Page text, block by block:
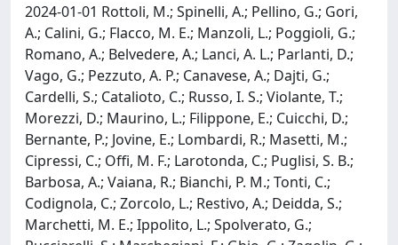
2024-01-01 Rottoli, M.; Spinelli, A.; Pellino, G.; Gori,
A.; Calini, G.; Flacco, M. E.; Manzoli, L.; Poggioli, G.;
Romano, A.; Belvedere, A.; Lanci, A. L.; Parlanti, D.;
Vago, G.; Pezzuto, A. P.; Canavese, A.; Dajti, G.;
Cardelli, S.; Catalioto, C.; Russo, I. S.; Violante, T.;
Morezzi, D.; Maurino, L.; Filippone, E.; Cuicchi, D.;
Bernante, P.; Jovine, E.; Lombardi, R.; Masetti, M.;
Cipressi, C.; Offi, M. F.; Larotonda, C.; Puglisi, S. B.;
Barbosa, A.; Vaiana, R.; Bianchi, P. M.; Tonti, C.;
Codignola, C.; Zorcolo, L.; Restivo, A.; Deidda, S.;
Marchetti, M. E.; Ippolito, L.; Spolverato, G.;